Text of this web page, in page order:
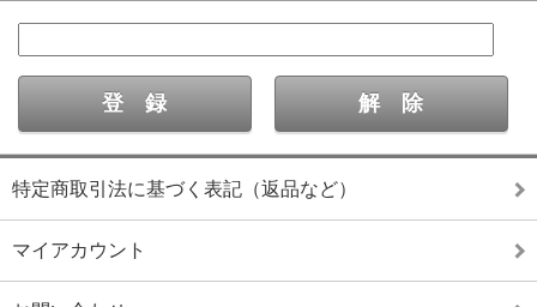
特定商取引法に基づく表記（返品など）
マイアカウント